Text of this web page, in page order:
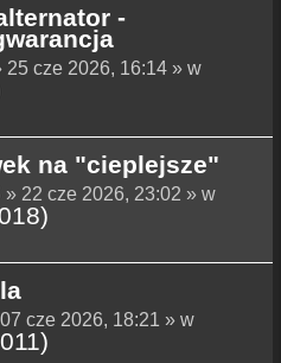
-
25 cze 2026, 16:14 » w
na "cieplejsze"
» 22 cze 2026, 23:02 » w
cze 2026, 18:21 » w